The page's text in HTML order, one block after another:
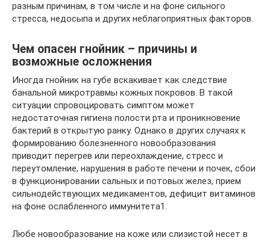
разным причинам, в том числе и на фоне сильного
стресса, недосыпа и других неблагоприятных факторов.
Чем опасен гнойник – причины и
возможные осложнения
Иногда гнойник на губе вскакивает как следствие
банальной микротравмы кожных покровов. В такой
ситуации спровоцировать симптом может
недостаточная гигиена полости рта и проникновение
бактерий в открытую ранку. Однако в других случаях к
формированию болезненного новообразования
приводит перегрев или переохлаждение, стресс и
переутомление, нарушения в работе печени и почек, сбои
в функционировании сальных и потовых желез, прием
сильнодействующих медикаментов, дефицит витаминов
на фоне ослабленного иммунитета1.
Любе новообразование на коже или слизистой несет в